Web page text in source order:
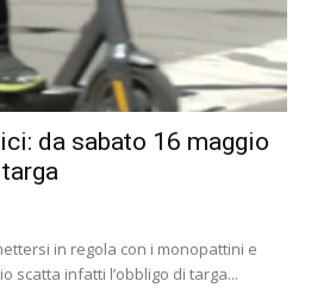
da sabato 16 maggio
in regola con i monopattini e
scatta infatti l’obbligo di targa...